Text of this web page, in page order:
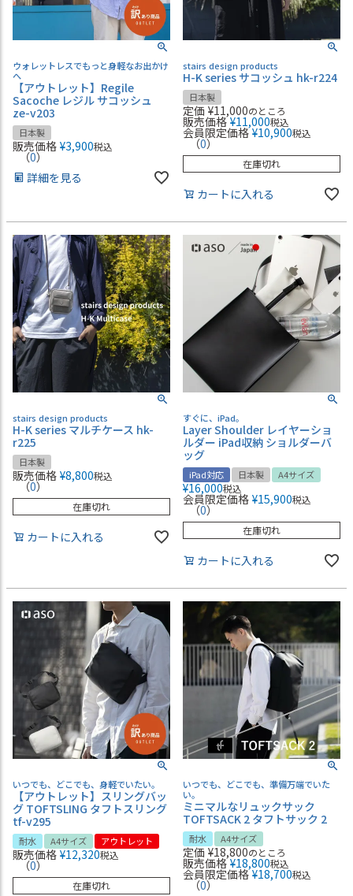
ウォレットレスでもっと身軽なお出かけ
へ
【アウトレット】Regile
Sacoche レジル サコッシュ
ze-v203
日本製
販売価格 ¥3,900税込
（0）
詳細を見る
stairs design products
H-K series サコッシュ hk-r224
日本製
定価 ¥11,000のところ
販売価格 ¥11,000税込
会員限定価格 ¥10,900税込
（0）
在庫切れ
カートに入れる
stairs design products
H-K series マルチケース hk-
r225
日本製
販売価格 ¥8,800税込
（0）
在庫切れ
カートに入れる
すぐに、iPad。
Layer Shoulder レイヤーショ
ルダー iPad収納 ショルダーバ
ッグ
iPad対応 日本製 A4サイズ
¥16,000税込
会員限定価格 ¥15,900税込
（0）
在庫切れ
カートに入れる
いつでも、どこでも、身軽でいたい。
【アウトレット】スリングバッ
グ TOFTSLING タフトスリング
tf-v295
耐水 A4サイズ アウトレット
販売価格 ¥12,320税込
（0）
在庫切れ
いつでも、どこでも、準備万端でいた
い。
ミニマルなリュックサック
TOFTSACK 2 タフトサック 2
耐水 A4サイズ
定価 ¥18,800のところ
販売価格 ¥18,800税込
会員限定価格 ¥18,700税込
（0）